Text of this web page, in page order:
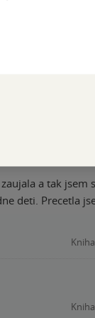
a tak
chvilky a